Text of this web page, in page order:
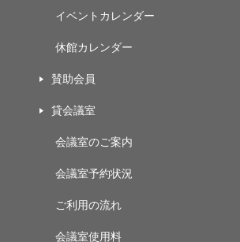
イベントカレンダー
休館カレンダー
賛助会員
貸会議室
会議室のご案内
会議室予約状況
ご利用の流れ
会議室使用料